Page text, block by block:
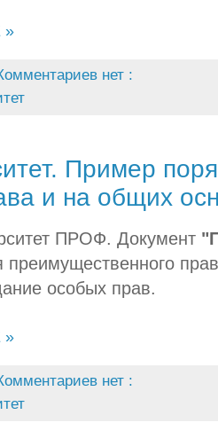
»
нет :
Пример
и на общих
ПРОФ. Документ
особых прав.
»
нет :